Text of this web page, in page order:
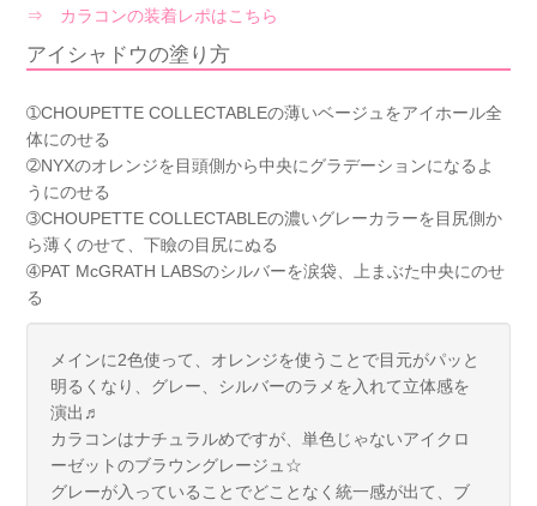
⇒ カラコンの装着レポはこちら
アイシャドウの塗り方
➀CHOUPETTE COLLECTABLEの薄いベージュをアイホール全
体にのせる
➁NYXのオレンジを目頭側から中央にグラデーションになるよ
うにのせる
➂CHOUPETTE COLLECTABLEの濃いグレーカラーを目尻側か
ら薄くのせて、下瞼の目尻にぬる
➃PAT McGRATH LABSのシルバーを涙袋、上まぶた中央にのせ
る
メインに2色使って、オレンジを使うことで目元がパッと
明るくなり、グレー、シルバーのラメを入れて立体感を
演出♬
カラコンはナチュラルめですが、単色じゃないアイクロ
ーゼットのブラウングレージュ☆
グレーが入っていることでどことなく統一感が出て、ブ